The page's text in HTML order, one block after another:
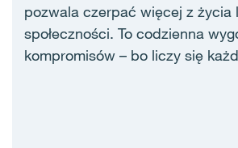
pozwala czerpać więcej z życia
społeczności. To codzienna
kompromisów – bo liczy się